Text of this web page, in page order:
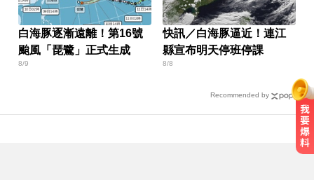
白海豚逐漸遠離！第16號
颱風「琵鷺」正式生成
8/9
快訊／白海豚逼近！連江
縣宣布明天停班停課
8/8
Recommended by